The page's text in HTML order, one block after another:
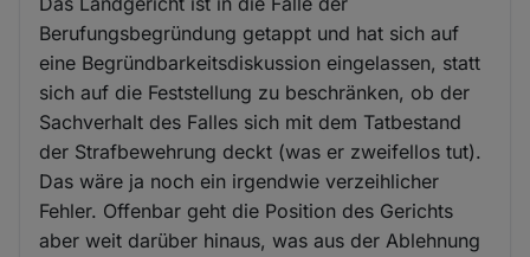
Berufungsbegründung getappt und hat sich auf
eine Begründbarkeitsdiskussion eingelassen, statt
sich auf die Feststellung zu beschränken, ob der
Sachverhalt des Falles sich mit dem Tatbestand
der Strafbewehrung deckt (was er zweifellos tut).
Das wäre ja noch ein irgendwie verzeihlicher
Fehler. Offenbar geht die Position des Gerichts
aber weit darüber hinaus, was aus der Ablehnung